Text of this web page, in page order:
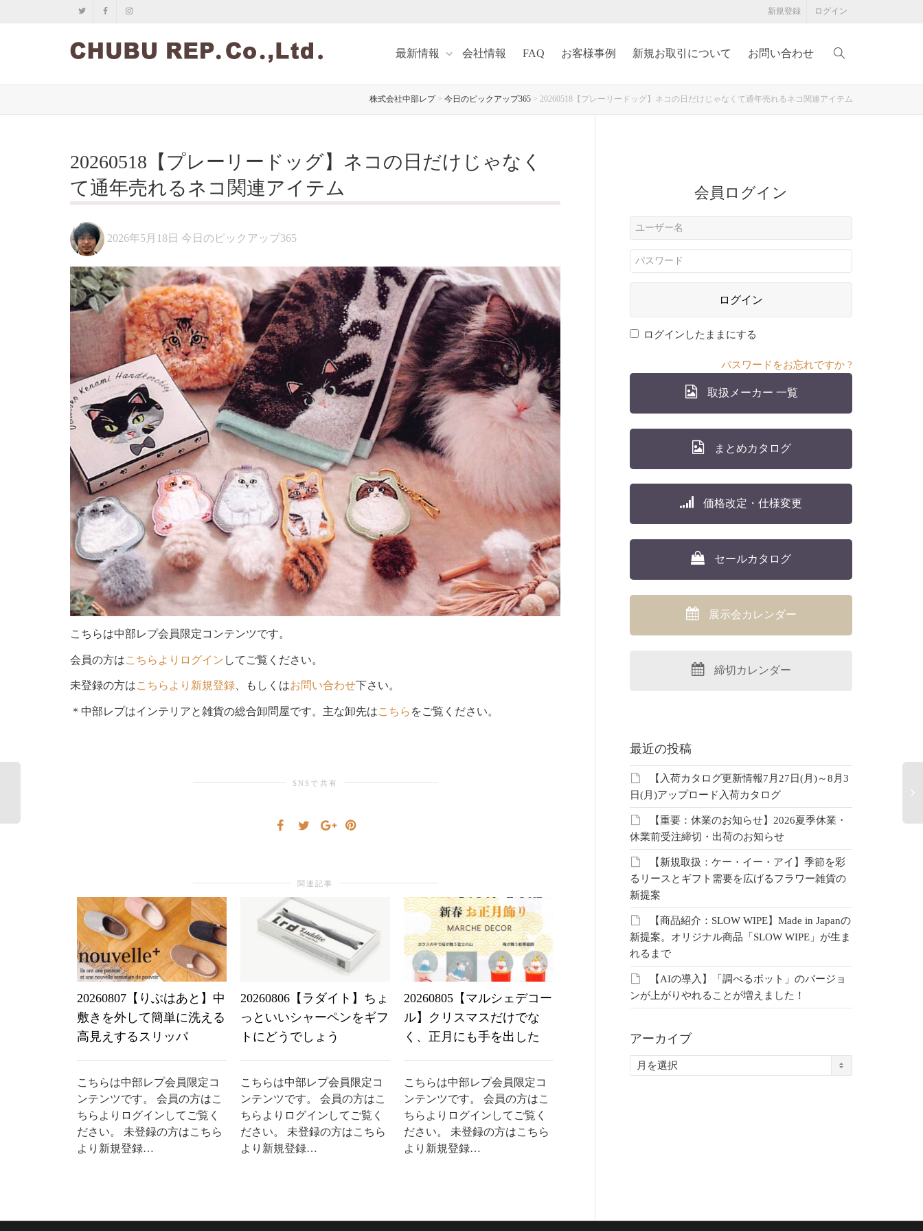
新規登録 ログイン
最新情報 会社情報 FAQ お客様事例 新規お取引について お問い合わせ
株式会社中部レプ> 今日のピックアップ365 > 20260518【プレーリードッグ】ネコの日だけじゃなくて通年売れるネコ関連アイテム
20260518【プレーリードッグ】ネコの日だけじゃなく
て通年売れるネコ関連アイテム
2026年5月18日 今日のピックアップ365
こちらは中部レプ会員限定コンテンツです。
会員の方はこちらよりログイン してご覧ください。
未登録の方はこちらより新規登録 、もしくはお問い合わせ下さい。
＊中部レプはインテリアと雑貨の総合卸問屋です。主な卸先はこちら をご覧ください。
SNSで共有
関連記事
20260807【りぶはあと】中
敷きを外して簡単に洗える
高見えするスリッパ
こちらは中部レプ会員限定コ
ンテンツです。 会員の方はこ
ちらよりログインしてご覧く
ださい。 未登録の方はこちら
より新規登録…
20260806【ラダイト】ちょ
っといいシャーペンをギフ
トにどうでしょう
こちらは中部レプ会員限定コ
ンテンツです。 会員の方はこ
ちらよりログインしてご覧く
ださい。 未登録の方はこちら
より新規登録…
20260805【マルシェデコー
ル】クリスマスだけでな
く、正月にも手を出した
こちらは中部レプ会員限定コ
ンテンツです。 会員の方はこ
ちらよりログインしてご覧く
ださい。 未登録の方はこちら
より新規登録…
20260804【テラモト】ザル
たいでしょ？
20260803【アテックス】骨
会員ログイン
ログイン
ログインしたままにする
パスワードをお忘れですか ?
取扱メーカー 一覧
まとめカタログ
価格改定・仕様変更
セールカタログ
展示会カレンダー
締切カレンダー
最近の投稿
【入荷カタログ更新情報7月27日(月)～8月3
日(月)アップロード入荷カタログ
【重要：休業のお知らせ】2026夏季休業・
休業前受注締切・出荷のお知らせ
【新規取扱：ケー・イー・アイ】季節を彩
るリースとギフト需要を広げるフラワー雑貨の
新提案
【商品紹介：SLOW WIPE】Made in Japanの
新提案。オリジナル商品「SLOW WIPE」が生ま
れるまで
【AIの導入】「調べるボット」のバージョ
ンが上がりやれることが増えました！
アーカイブ
ア